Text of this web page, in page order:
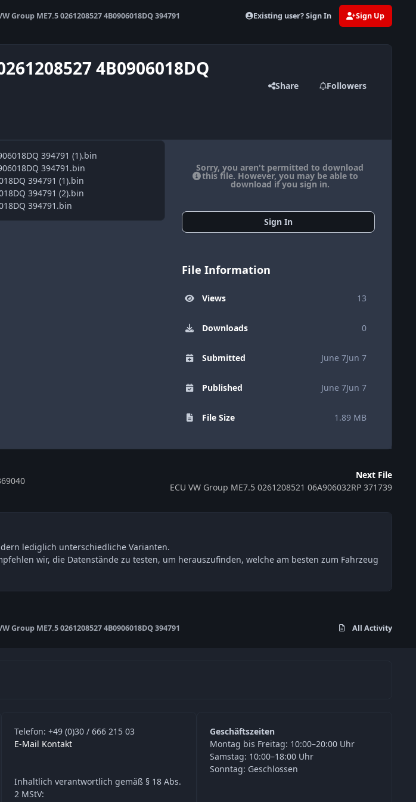
Group ME7.5 0261208527 4B0906018DQ 394791 Existing user? Sign In Sign Up
4B0906018DQ
Share Followers
394791 (1).bin
394791.bin
394791 (1).bin
394791 (2).bin
394791.bin
Sorry, you aren't permitted to download
this file. However, you may be able to
download if you sign in.
Sign In
File Information
Views 13
Downloads 0
Submitted June 7Jun 7
Published June 7Jun 7
File Size 1.89 MB
Next File
ECU VW Group ME7.5 0261208521 06A906032RP 371739
lediglich unterschiedliche Varianten.
wir, die Datenstände zu testen, um herauszufinden, welche am besten zum Fahrzeug
Group ME7.5 0261208527 4B0906018DQ 394791 All Activity
Telefon: +49 (0)30 / 666 215 03
E-Mail Kontakt
Inhaltlich verantwortlich gemäß § 18 Abs.
2 MStV:
Geschäftszeiten
Montag bis Freitag: 10:00–20:00 Uhr
Samstag: 10:00–18:00 Uhr
Sonntag: Geschlossen